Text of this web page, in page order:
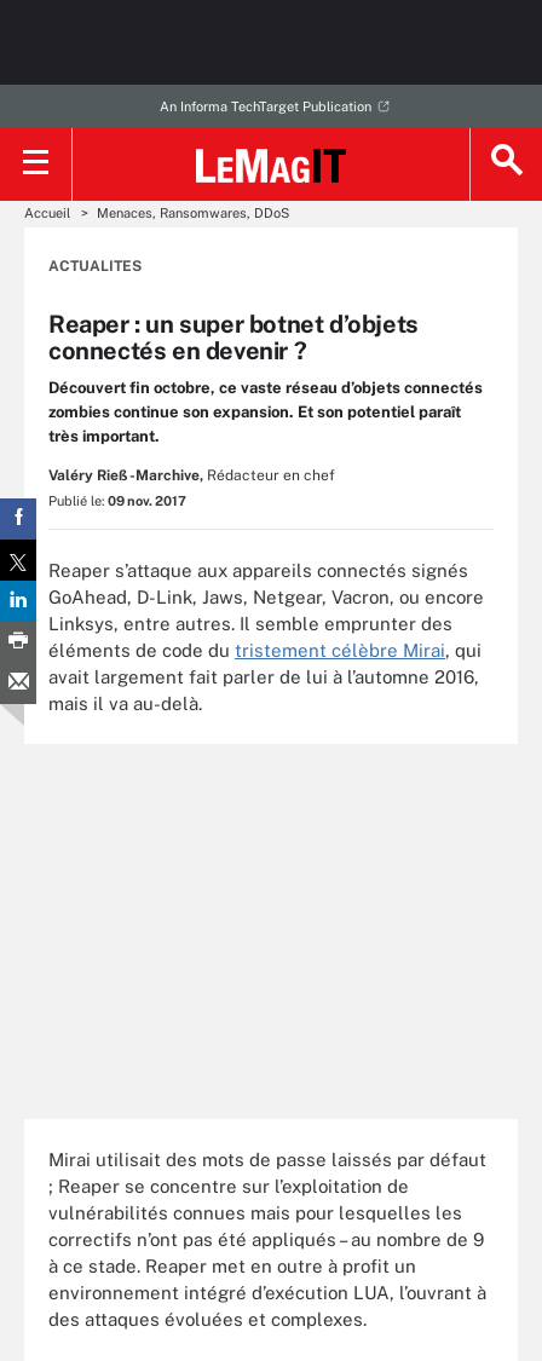
An Informa TechTarget Publication
Accueil Menaces, Ransomwares, DDoS
ACTUALITES
Reaper : un super botnet d’objets
connectés en devenir ?
Découvert fin octobre, ce vaste réseau d’objets connectés
zombies continue son expansion. Et son potentiel paraît
très important.
Valéry Rieß-Marchive, Rédacteur en chef
Publié le: 09 nov. 2017
Reaper s’attaque aux appareils connectés signés
GoAhead, D-Link, Jaws, Netgear, Vacron, ou encore
Linksys, entre autres. Il semble emprunter des
éléments de code du tristement célèbre Mirai, qui
avait largement fait parler de lui à l’automne 2016,
mais il va au-delà.
Mirai utilisait des mots de passe laissés par défaut
; Reaper se concentre sur l’exploitation de
vulnérabilités connues mais pour lesquelles les
correctifs n’ont pas été appliqués – au nombre de 9
à ce stade. Reaper met en outre à profit un
environnement intégré d’exécution LUA, l’ouvrant à
des attaques évoluées et complexes.